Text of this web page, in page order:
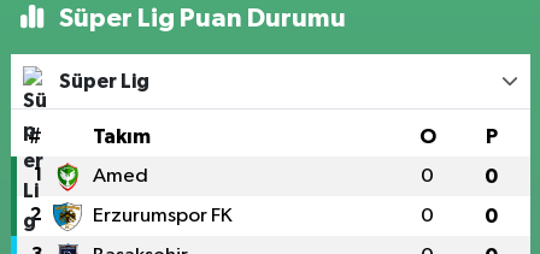
Süper Lig Puan Durumu
Süper Lig
# Takım O P
1 Amed 0 0
2 Erzurumspor FK 0 0